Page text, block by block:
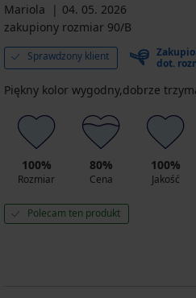
Mariola
04. 05. 2026
zakupiony rozmiar 90/B
Sprawdzony klient
dot.
Piękny kolor wygodny,dobrze
100%
Rozmiar
80%
Cena
100%
Jakość
Polecam ten produkt